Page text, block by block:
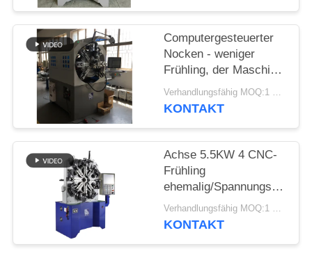
Computergesteuerter
Nocken - weniger
Frühling, der Maschine
mit Draht-Dreh-12
Äxten bildet
Verhandlungsfähig MOQ:1 Satz
KONTAKT
Achse 5.5KW 4 CNC-
Frühling
ehemalig/Spannungs-
Drehungs-Frühling, der
Maschine herstellt
Verhandlungsfähig MOQ:1 Satz
KONTAKT